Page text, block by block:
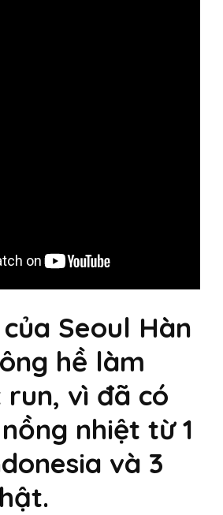
Seoul Hàn
hề làm
vì đã có
nhiệt từ 1
và 3